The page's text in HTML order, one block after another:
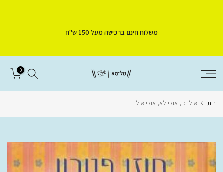
משלוח חינם ברכישה מעל 150 ש"ח
0
בית אולי כן, אולי לא, אולי אולי